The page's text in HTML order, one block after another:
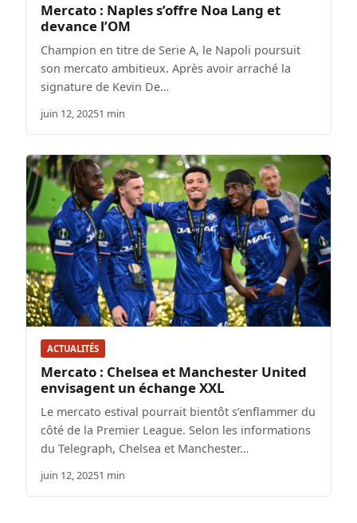
Mercato : Naples s’offre Noa Lang et
devance l’OM
Champion en titre de Serie A, le Napoli poursuit
son mercato ambitieux. Après avoir arraché la
signature de Kevin De…
juin 12, 20251 min
ACTUALITÉS
Mercato : Chelsea et Manchester United
envisagent un échange XXL
Le mercato estival pourrait bientôt s’enflammer du
côté de la Premier League. Selon les informations
du Telegraph, Chelsea et Manchester…
juin 12, 20251 min